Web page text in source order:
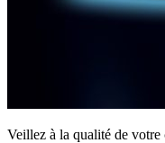
Veillez à la qualité de votre